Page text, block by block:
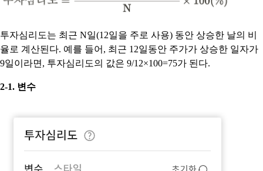
투자심리도는 최근 N일(12일을 주로 사용) 동안 상승한 날의 비
율로 계산된다. 예를 들어, 최근 12일동안 주가가 상승한 일자가
9일이라면, 투자심리도의 값은 9/12×100=75가 된다.
2-1. 변수